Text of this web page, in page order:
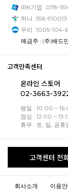
IBK기업
078-
하나 556-
우리 1005-104-
예금주 : (주)배드
고객만족센터
온라인 스토어
02-3663-
평일 : 10:00 ~
점심 : 12:00 ~
휴무 : 토, 일, 공휴
고객센터 전
회사소개 이용